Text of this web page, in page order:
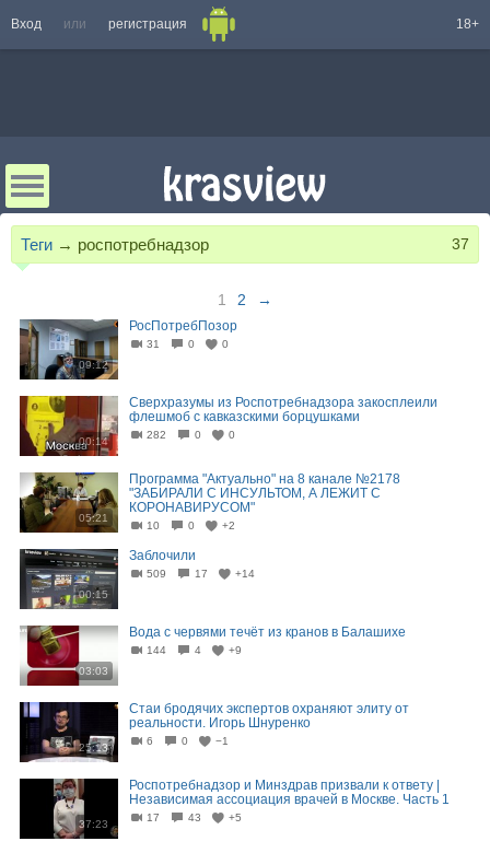
Вход или регистрация 18+
Теги → роспотребнадзор 37
1 2 →
09:12
РосПотребПозор
31 0 0
00:14
Сверхразумы из Роспотребнадзора закосплеили
флешмоб с кавказскими борцушками
282 0 0
05:21
Программа "Актуально" на 8 канале №2178
"ЗАБИРАЛИ С ИНСУЛЬТОМ, А ЛЕЖИТ С
КОРОНАВИРУСОМ"
10 0 +2
00:15
Заблочили
509 17 +14
03:03
Вода с червями течёт из кранов в Балашихе
144 4 +9
25:13
Стаи бродячих экспертов охраняют элиту от
реальности. Игорь Шнуренко
6 0 −1
37:23
Роспотребнадзор и Минздрав призвали к ответу |
Независимая ассоциация врачей в Москве. Часть 1
17 43 +5